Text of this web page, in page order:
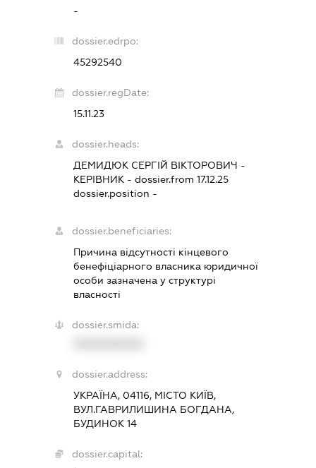
-
dossier.edrpo:
45292540
dossier.regDate:
15.11.23
dossier.heads:
ДЕМИДЮК СЕРГІЙ ВІКТОРОВИЧ -
КЕРІВНИК - dossier.from 17.12.25
dossier.position -
dossier.beneficiaries:
Причина відсутності кінцевого
бенефіціарного власника юридичної
особи зазначена у структурі
власності
dossier.smida:
dossier.address:
УКРАЇНА, 04116, МІСТО КИЇВ,
ВУЛ.ГАВРИЛИШИНА БОГДАНА,
БУДИНОК 14
dossier.capital: